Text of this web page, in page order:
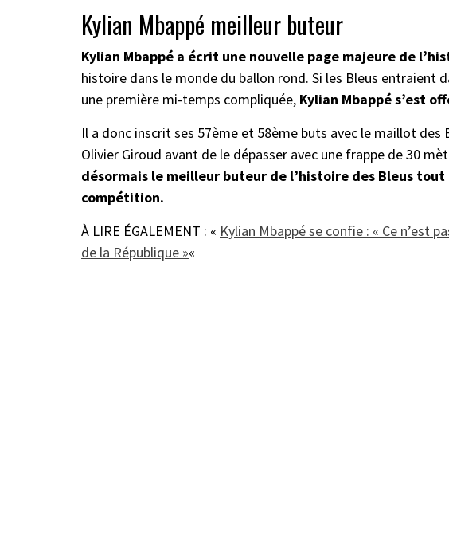
Kylian Mbappé meilleur buteur
Kylian Mbappé a écrit une nouvelle page majeure de
histoire dans le monde du ballon rond. Si les Bleus entraient
une première mi-temps compliquée, Kylian Mbappé s’est
Il a donc inscrit ses 57ème et 58ème buts avec le maillot des
Olivier Giroud avant de le dépasser avec une frappe de 30
désormais le meilleur buteur de l’histoire des Bleus
compétition.
À LIRE ÉGALEMENT : « Kylian Mbappé se confie : « Ce n’est
de la République »«